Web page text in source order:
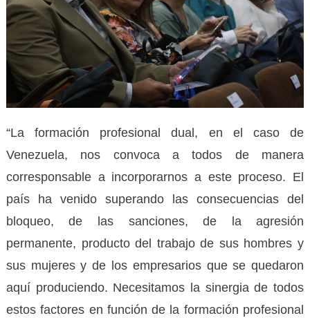
“La formación profesional dual, en el caso de
Venezuela, nos convoca a todos de manera
corresponsable a incorporarnos a este proceso. El
país ha venido superando las consecuencias del
bloqueo, de las sanciones, de la agresión
permanente, producto del trabajo de sus hombres y
sus mujeres y de los empresarios que se quedaron
aquí produciendo. Necesitamos la sinergia de todos
estos factores en función de la formación profesional